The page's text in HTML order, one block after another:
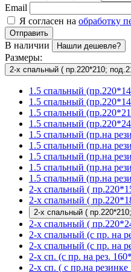
Email
Я согласен на обработку
Отправить
В наличии Нашли дешевле?
Размеры:
2-х спальный ( пр.220*210;
1.5 спальный
1.5 спальный
1.5 спальный
1.5 спальный
1.5 спальный (пр.на
1.5 спальный (пр.на
1.5 спальный (пр.на
1.5 спальный (пр.на
1.5 спальный (пр.на
2-х спальный (
2-х спальный (
2-х спальный (
2-х спальный (
2-х спальный (с пр. на
2-х спальный (с пр. на
2-х сп. (с пр. на рез.
2-х сп. ( с пр.на